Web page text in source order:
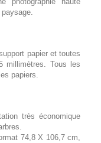
papier et toutes
millimètres. Tous les
papiers.
très économique
74,8 X 106,7 cm,